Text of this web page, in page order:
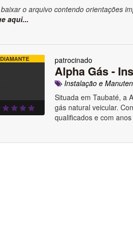
o arquivo contendo orientações
aqui...
DIAMANTE patrocinado
Alpha Gás -
Instalação e
Situada em Taubaté, a
gás natural veicular.
qualificados e com